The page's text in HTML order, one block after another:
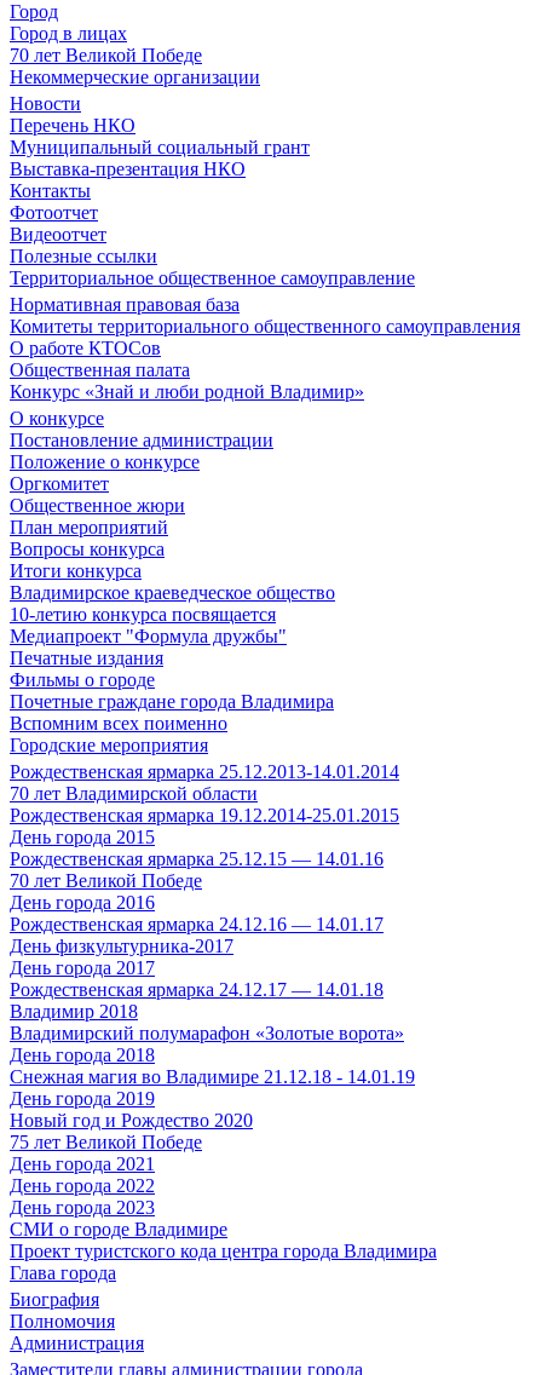
Город
Город в лицах
70 лет Великой Победе
Некоммерческие организации
Новости
Перечень НКО
Муниципальный социальный грант
Выставка-презентация НКО
Контакты
Фотоотчет
Видеоотчет
Полезные ссылки
Территориальное общественное самоуправление
Нормативная правовая база
Комитеты территориального общественного самоуправления
О работе КТОСов
Общественная палата
Конкурс «Знай и люби родной Владимир»
О конкурсе
Постановление администрации
Положение о конкурсе
Оргкомитет
Общественное жюри
План мероприятий
Вопросы конкурса
Итоги конкурса
Владимирское краеведческое общество
10-летию конкурса посвящается
Медиапроект "Формула дружбы"
Печатные издания
Фильмы о городе
Почетные граждане города Владимира
Вспомним всех поименно
Городские мероприятия
Рождественская ярмарка 25.12.2013-14.01.2014
70 лет Владимирской области
Рождественская ярмарка 19.12.2014-25.01.2015
День города 2015
Рождественская ярмарка 25.12.15 — 14.01.16
70 лет Великой Победе
День города 2016
Рождественская ярмарка 24.12.16 — 14.01.17
День физкультурника-2017
День города 2017
Рождественская ярмарка 24.12.17 — 14.01.18
Владимир 2018
Владимирский полумарафон «Золотые ворота»
День города 2018
Снежная магия во Владимире 21.12.18 - 14.01.19
День города 2019
Новый год и Рождество 2020
75 лет Великой Победе
День города 2021
День города 2022
День города 2023
СМИ о городе Владимире
Проект туристского кода центра города Владимира
Глава города
Биография
Полномочия
Администрация
Заместители главы администрации города